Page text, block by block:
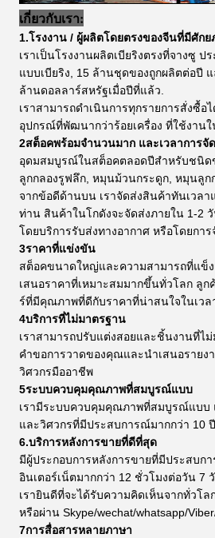
เกี่ยวกับเรา:
1.โรงงาน / ผู้ผลิตโดยตรงของจีนที่มีศัก
เราเป็นโรงงานผลิตเบียริงตรงที่จางซู ป
แบบเบียริง, 15 ล้านชุดของถูกผลิตต่อปี
ล้านดอลลาร์สหรัฐเมื่อปีที่แล้ว.
เราสามารถดําเนินการทุกรายการสั่งซื้อ
อุปกรณ์ที่พัฒนากว่าร้อยเครื่อง ที่ใช้งาน
2สต็อคพร้อมจํานวนมาก และเวลาการจั
อุดมสมบูรณ์ในสต็อคตลอดปีสําหรับชนิด
ลูกกลองรูฟลึก, หมุนม้วนกระดูก, หมุนลูก
จากข้อดีด้านบน เราจัดส่งสินค้าทันเวลา
ท่าน สินค้าในโกดังจะจัดส่งภายใน 1-2
โดยบริการรับส่งทางอากาศ หรือโดยกา
3ราคาที่แข่งขัน
สต็อคขนาดใหญ่และความสามารถที่แข็ง
เสนอราคาที่เหมาะสมมากขึ้นทั่วโลก ลูก
ร์ที่มีคุณภาพที่ดีกับราคาที่น่าสนใจในเวล
4บริการที่ไม่มาตรฐาน
เราสามารถปรับแต่งสอยและชิ้นงานที่ไ
คําขอการวาดของคุณและนําเสนอรายง
วิศวกรมืออาชีพ
5ระบบควบคุมคุณภาพที่สมบูรณ์แบบ
เรามีระบบควบคุมคุณภาพที่สมบูรณ์แบบ
และวิศวกรที่มีประสบการณ์มากกว่า 10 ปี
6.บริการหลังการขายที่ดีที่สุด
มีผู้ประกอบการหลังการขายที่มีประสบก
อินเตอร์เน็ตมากกว่า 12 ชั่วโมงต่อวัน 7
เรายินดีที่จะได้รับความคิดเห็นจากทั่วโ
หรือผ่าน Skype/wechat/whatsapp/
7การสื่อสารหลายภาษา